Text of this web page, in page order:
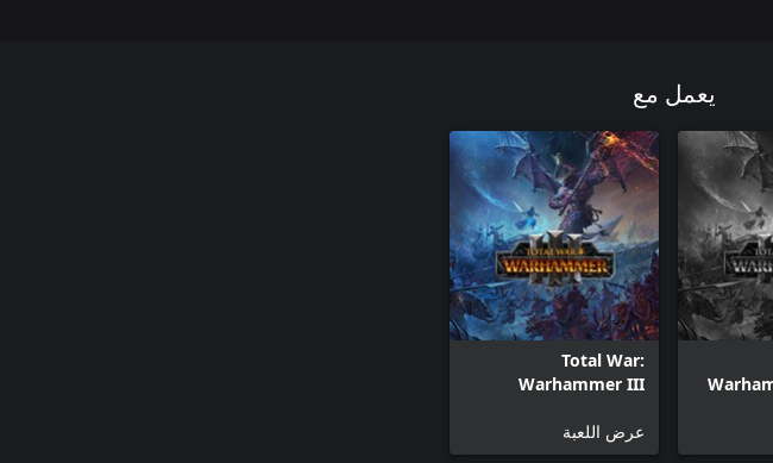
يعمل مع
Total War:
Warhammer III
عرض اللعبة